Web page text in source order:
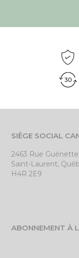
SIÈGE SOCIAL
2463 Rue
Saint-Laurent,
H4R 2E9
ABONNEMENT À